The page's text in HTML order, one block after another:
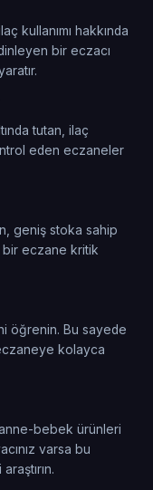
kullanımı hakkında
bir eczacı
tutan, ilaç
eden eczaneler
geniş stoka sahip
eczane kritik
öğrenin. Bu sayede
kolayca
bebek ürünleri
varsa bu